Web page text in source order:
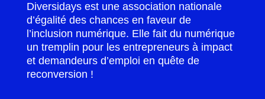
Diversidays est une association nationale
d’égalité des chances en faveur de
l’inclusion numérique. Elle fait du numérique
un tremplin pour les entrepreneurs à impact
et demandeurs d’emploi en quête de
reconversion !